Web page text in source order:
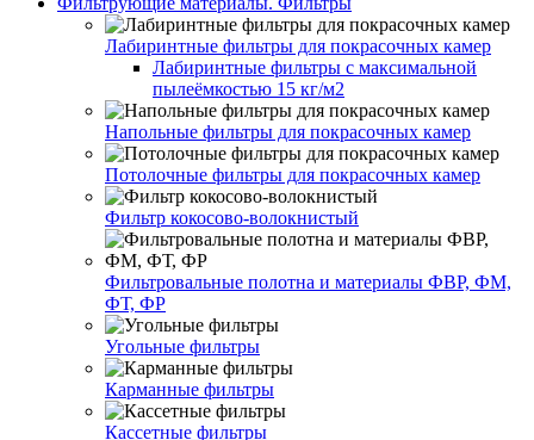
Лабиринтные фильтры для покрасочных камер
Лабиринтные фильтры с максимальной
пылеёмкостью 15 кг/м2
Напольные фильтры для покрасочных камер
Потолочные фильтры для покрасочных камер
Фильтр кокосово-волокнистый
Фильтровальные полотна и материалы ФВР, ФМ,
ФТ, ФР
Угольные фильтры
Карманные фильтры
Кассетные фильтры